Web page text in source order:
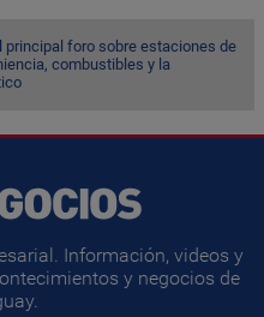
principal foro sobre estaciones de
combustibles y la
Información, videos y
y negocios de